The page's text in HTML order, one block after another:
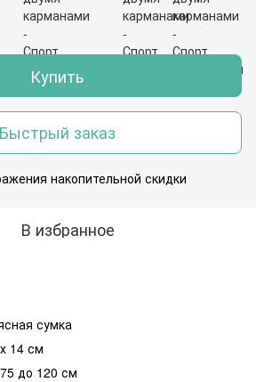
Купить
Быстрый заказ
накопительной скидки
В избранное
сумка
14 см
до 120 см